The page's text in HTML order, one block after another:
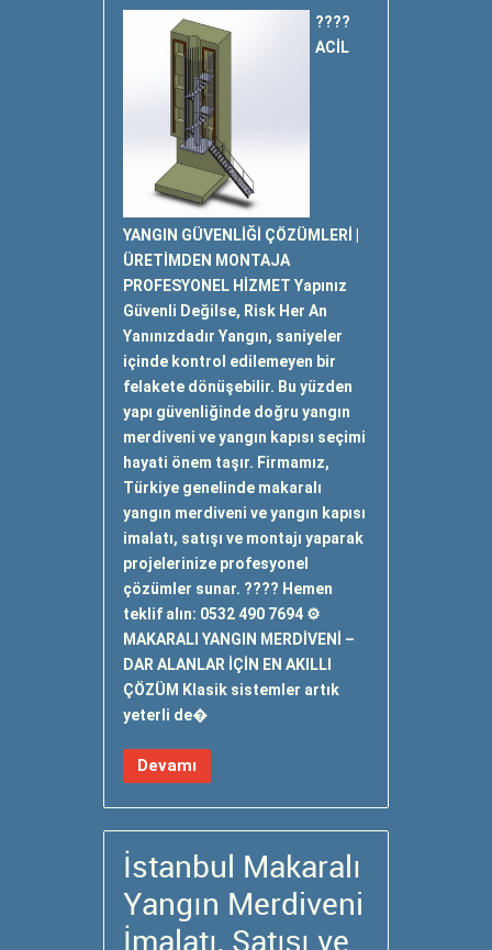
????
ACİL
YANGIN GÜVENLİĞİ ÇÖZÜMLERİ |
ÜRETİMDEN MONTAJA
PROFESYONEL HİZMET Yapınız
Güvenli Değilse, Risk Her An
Yanınızdadır Yangın, saniyeler
içinde kontrol edilemeyen bir
felakete dönüşebilir. Bu yüzden
yapı güvenliğinde doğru yangın
merdiveni ve yangın kapısı seçimi
hayati önem taşır. Firmamız,
Türkiye genelinde makaralı
yangın merdiveni ve yangın kapısı
imalatı, satışı ve montajı yaparak
projelerinize profesyonel
çözümler sunar. ???? Hemen
teklif alın: 0532 490 7694 ⚙️
MAKARALI YANGIN MERDİVENİ –
DAR ALANLAR İÇİN EN AKILLI
ÇÖZÜM Klasik sistemler artık
yeterli de�
Devamı
İstanbul Makaralı
Yangın Merdiveni
İmalatı, Satışı ve